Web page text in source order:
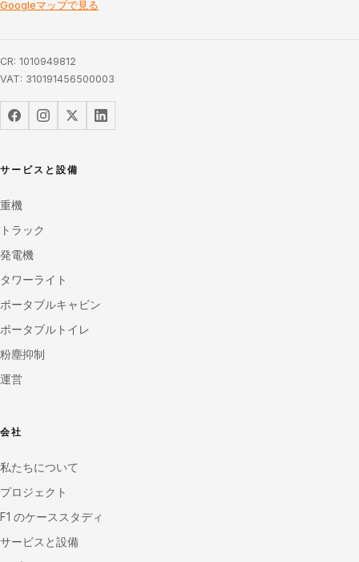
Googleマップで見る
CR: 1010949812
VAT: 310191456500003
サービスと設備
重機
トラック
発電機
タワーライト
ポータブルキャビン
ポータブルトイレ
粉塵抑制
運営
会社
私たちについて
プロジェクト
F1 のケーススタディ
サービスと設備